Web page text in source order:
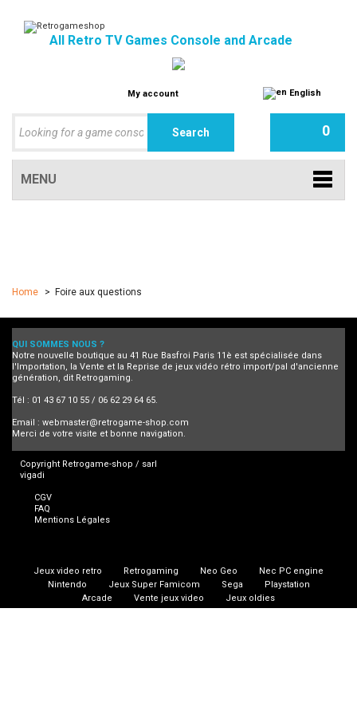
All Retro TV Games Console and Arcade
My account English
0
MENU
Home > Foire aux questions
QUI SOMMES NOUS ?
Notre nouvelle boutique au 41 Rue Basfroi Paris 11è est spécialisée dans
l'Importation, la Vente et la Reprise de jeux vidéo rétro import/pal d'ancienne
génération, dit Retrogaming.
Tél : 01 43 67 10 55 / 06 62 29 64 65.
Email : webmaster@retrogame-shop.com
Merci de votre visite et bonne navigation.
Copyright Retrogame-shop / sarl
vigadi
CGV
FAQ
Mentions Légales
Jeux video retro Retrogaming Neo Geo
Nec PC engine
Nintendo
Jeux Super Famicom Sega
Playstation
Arcade
Vente jeux video Jeux oldies